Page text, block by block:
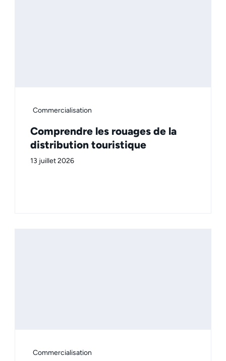
Commercialisation
Comprendre les rouages de la
distribution touristique
13 juillet 2026
Commercialisation